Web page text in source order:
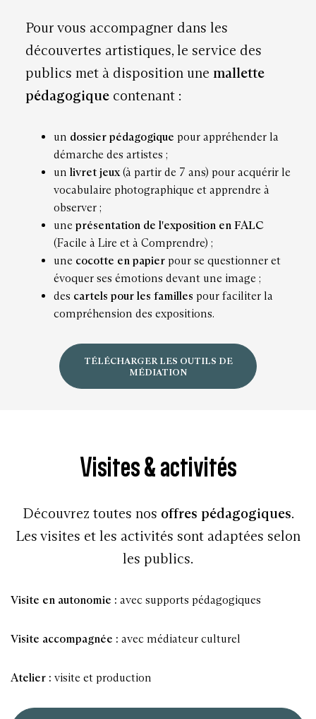
Pour vous accompagner dans les
découvertes artistiques, le service des
publics met à disposition une mallette
pédagogiquecontenant :
un dossier pédagogique pour appréhender la
démarche des artistes ;
un livret jeux(à partir de 7 ans) pour acquérir le
vocabulaire photographique et apprendre à
observer ;
une présentation de l'exposition en FALC
(Facile à Lire et à Comprendre) ;
une cocotte en papierpour se questionner et
évoquer ses émotions devant une image ;
des cartels pour les familles pour faciliter la
compréhension des expositions.
TÉLÉCHARGER LES OUTILS DE
MÉDIATION
Visites & activités
Découvrez toutes nos offres pédagogiques.
Les visites et les activités sont adaptées selon
les publics.
Visite en autonomie : avec supports pédagogiques
Visite accompagnée : avec médiateur culturel
Atelier : visite et production